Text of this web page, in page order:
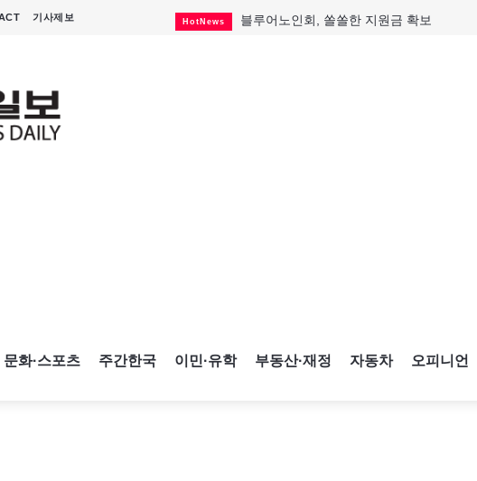
기사제보 HotNews 블루어노인회, 쏠쏠한 지원금 확보
문화·스포츠 주간한국 이민·유학 부동산·재정 자동차 오피니언